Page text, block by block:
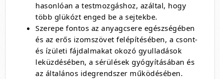
hasonlóan a testmozgáshoz, azáltal, hogy
több glükózt enged be a sejtekbe.
Szerepe fontos az anyagcsere egészségében
és az erős izomszövet felépítésében, a csont-
és ízületi fájdalmakat okozó gyulladások
leküzdésében, a sérülések gyógyításában és
az általános idegrendszer működésében.